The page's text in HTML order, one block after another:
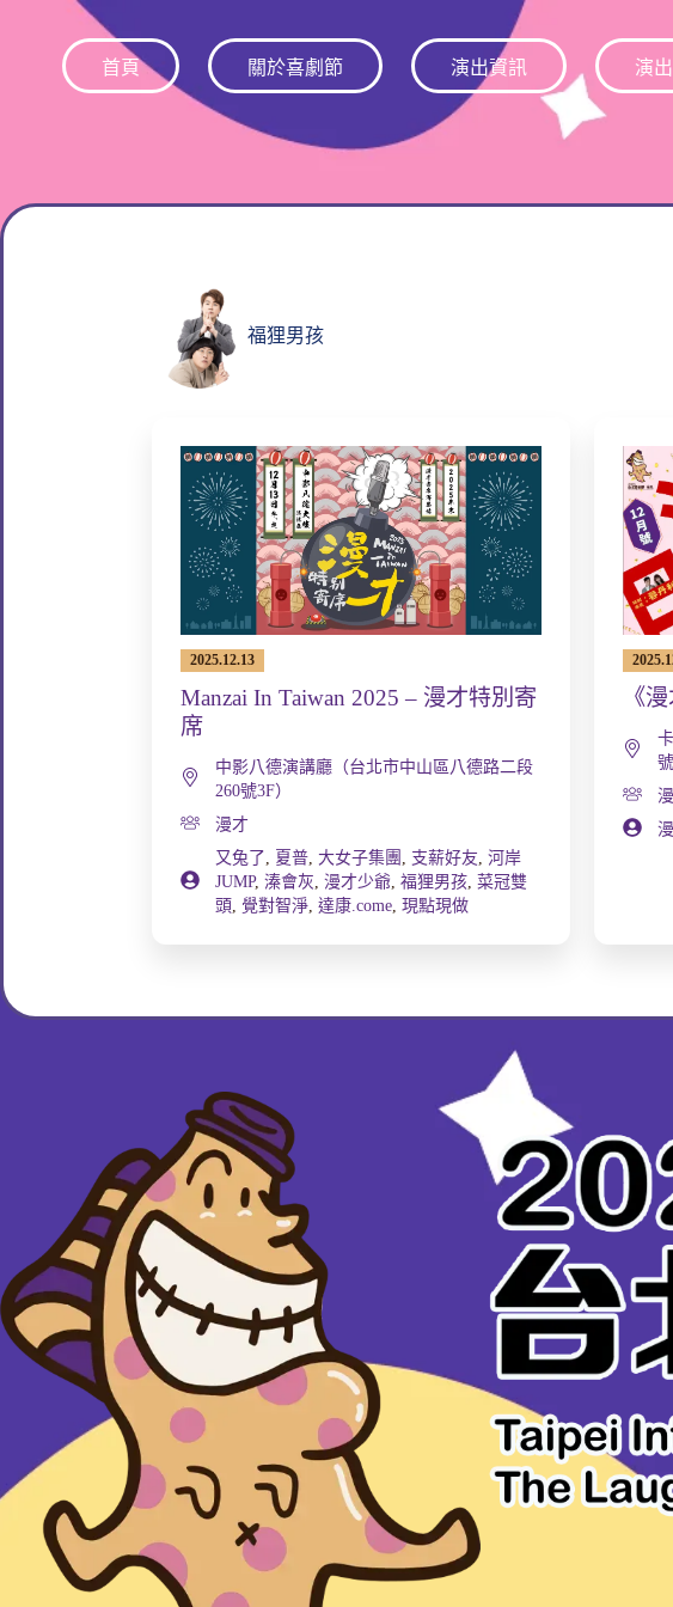
首頁 關於喜劇節 演出資訊 演
福狸男孩
2025.12.13
Manzai In Taiwan 2025 – 漫才特別寄
席
中影八德演講廳（台北市中山區八德路二段
260號3F）
漫才
又兔了, 夏普,大女子集團 , 支薪好友,河岸
JUMP,溱會灰,漫才少爺,福狸男孩,菜冠雙
頭, 覺對智淨,達康.come,現點現做
《
號